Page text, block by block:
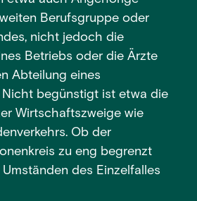
Berufsgruppe oder
nicht jedoch die
Betriebs oder die Ärzte
Abteilung eines
Nicht begünstigt ist etwa die
Wirtschaftszweige wie
Ob der
zu eng begrenzt
des Einzelfalles